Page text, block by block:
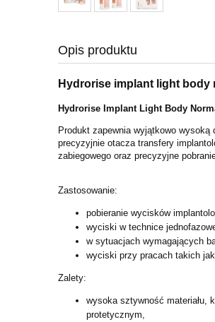
Opis produktu
Hydrorise implant light body
Hydrorise Implant Light Body
Produkt zapewnia wyjątkowo
precyzyjnie otacza transfery
zabiegowego oraz precyzyjne
Zastosowanie:
pobieranie wycisków
wyciski w technice
w sytuacjach wymagających
wyciski przy pracach takich
Zalety:
wysoka sztywność materiału,
protetycznym,